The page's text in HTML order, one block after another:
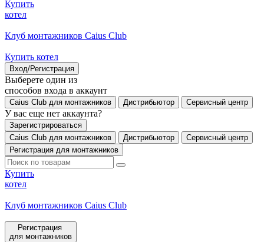
Купить
котел
Клуб монтажников Caius Club
Купить котел
Вход/Регистрация
Выберете один из
способов входа в аккаунт
Caius Club для монтажников Дистрибьютор Сервисный центр
У вас еще нет аккаунта?
Зарегистрироваться
Caius Club для монтажников
Дистрибьютор
Сервисный центр
Регистрация для монтажников
Купить
котел
Клуб монтажников Caius Club
Регистрация
для монтажников